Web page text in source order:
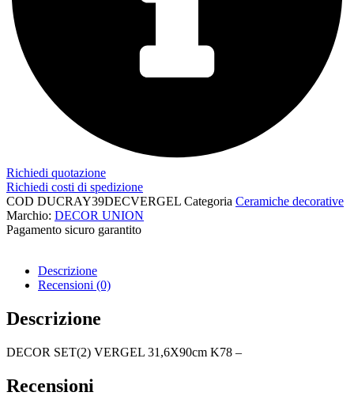
Richiedi quotazione
Richiedi costi di spedizione
COD DUCRAY39DECVERGEL Categoria Ceramiche decorative
Marchio: DECOR UNION
Pagamento sicuro garantito​
Descrizione
Recensioni (0)
Descrizione
DECOR SET(2) VERGEL 31,6X90cm K78 –
Recensioni